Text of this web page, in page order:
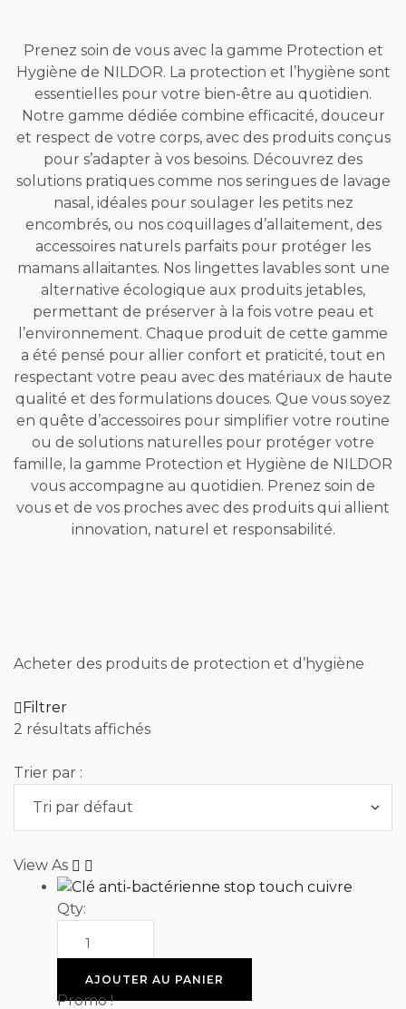
Prenez soin de vous avec la gamme Protection et
Hygiène de NILDOR. La protection et l’hygiène sont
essentielles pour votre bien-être au quotidien.
Notre gamme dédiée combine efficacité, douceur
et respect de votre corps, avec des produits conçus
pour s’adapter à vos besoins. Découvrez des
solutions pratiques comme nos seringues de lavage
nasal, idéales pour soulager les petits nez
encombrés, ou nos coquillages d’allaitement, des
accessoires naturels parfaits pour protéger les
mamans allaitantes. Nos lingettes lavables sont une
alternative écologique aux produits jetables,
permettant de préserver à la fois votre peau et
l’environnement. Chaque produit de cette gamme
a été pensé pour allier confort et praticité, tout en
respectant votre peau avec des matériaux de haute
qualité et des formulations douces. Que vous soyez
en quête d’accessoires pour simplifier votre routine
ou de solutions naturelles pour protéger votre
famille, la gamme Protection et Hygiène de NILDOR
vous accompagne au quotidien. Prenez soin de
vous et de vos proches avec des produits qui allient
innovation, naturel et responsabilité.
Acheter des produits de protection et d’hygiène
Filtrer
2 résultats affichés
Trier par :
View As
Qty:
AJOUTER AU PANIER
Promo !